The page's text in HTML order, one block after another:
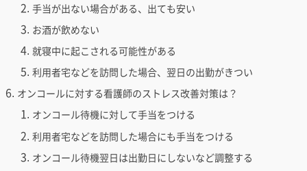
手当が出ない場合がある、出ても安い
お酒が飲めない
就寝中に起こされる可能性がある
利用者宅などを訪問した場合、翌日の出勤がきつい
オンコールに対する看護師のストレス改善対策は？
オンコール待機に対して手当をつける
利用者宅などを訪問した場合にも手当をつける
オンコール待機翌日は出勤日にしないなど調整する